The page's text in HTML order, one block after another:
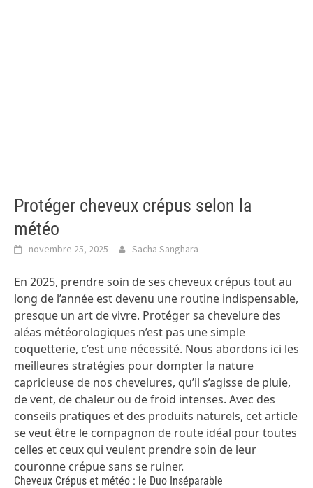
Protéger cheveux crépus selon la
météo
novembre 25, 2025 Sacha Sanghara
En 2025, prendre soin de ses cheveux crépus tout au
long de l’année est devenu une routine indispensable,
presque un art de vivre. Protéger sa chevelure des
aléas météorologiques n’est pas une simple
coquetterie, c’est une nécessité. Nous abordons ici les
meilleures stratégies pour dompter la nature
capricieuse de nos chevelures, qu’il s’agisse de pluie,
de vent, de chaleur ou de froid intenses. Avec des
conseils pratiques et des produits naturels, cet article
se veut être le compagnon de route idéal pour toutes
celles et ceux qui veulent prendre soin de leur
couronne crépue sans se ruiner.
Cheveux Crépus et météo : le Duo Inséparable